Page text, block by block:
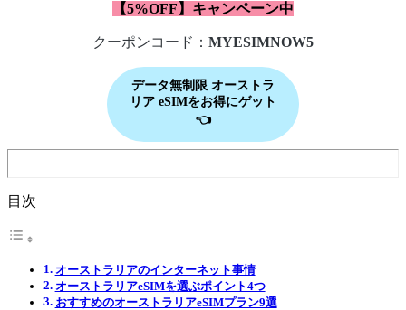
【5%OFF】キャンペーン中
クーポンコード： MYESIMNOW5
データ無制限 オーストラ
リア eSIMをお得にゲット
👈
目次
オーストラリアのインターネット事情
オーストラリアeSIMを選ぶポイント4つ
おすすめのオーストラリアeSIMプラン9選